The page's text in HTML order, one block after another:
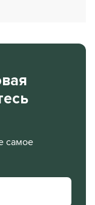
самое